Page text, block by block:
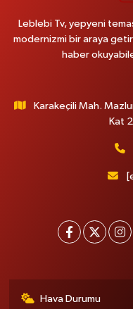
Leblebi Tv, yepyeni
modernizmi bir araya
haber
Karakeçili Mah.
Kat
Hava Durumu